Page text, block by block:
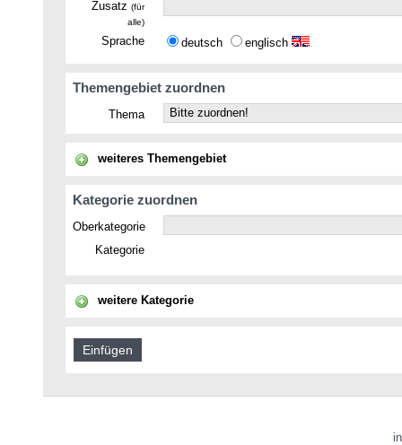
Zusatz (für
alle)
Sprache deutsch englisch
Themengebiet zuordnen
Thema
weiteres Themengebiet
Kategorie zuordnen
Oberkategorie
Kategorie
weitere Kategorie